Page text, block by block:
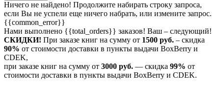
Ничего не найдено! Продолжите набирать строку запроса,
если Вы не успели еще ничего набрать, или измените запрос.
{{common_error}}
Нами выполнено {{total_orders}} заказов! Ваш – следующий!
СКИДКИ! При заказе книг на сумму от 1500 руб. – скидка
90% от стоимости доставки в пункты выдачи BoxBerry и
CDEK,
при заказе книг на сумму от 3000 руб. — скидка 99% от
стоимости доставки в пункты выдачи BoxBerry и CDEK.